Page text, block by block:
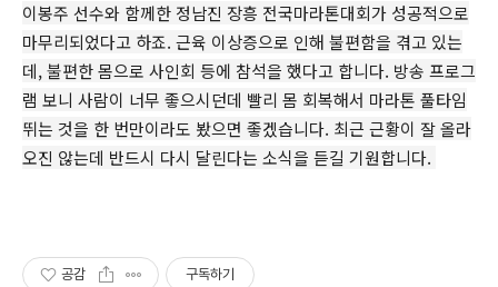
이봉주 선수와 함께한 정남진 장흥 전국마라톤대회가 성공적으로
마무리되었다고 하죠. 근육 이상증으로 인해 불편함을 겪고 있는
데, 불편한 몸으로 사인회 등에 참석을 했다고 합니다. 방송 프로그
램 보니 사람이 너무 좋으시던데 빨리 몸 회복해서 마라톤 풀타임
뛰는 것을 한 번만이라도 봤으면 좋겠습니다. 최근 근황이 잘 올라
오진 않는데 반드시 다시 달린다는 소식을 듣길 기원합니다.
공감 구독하기